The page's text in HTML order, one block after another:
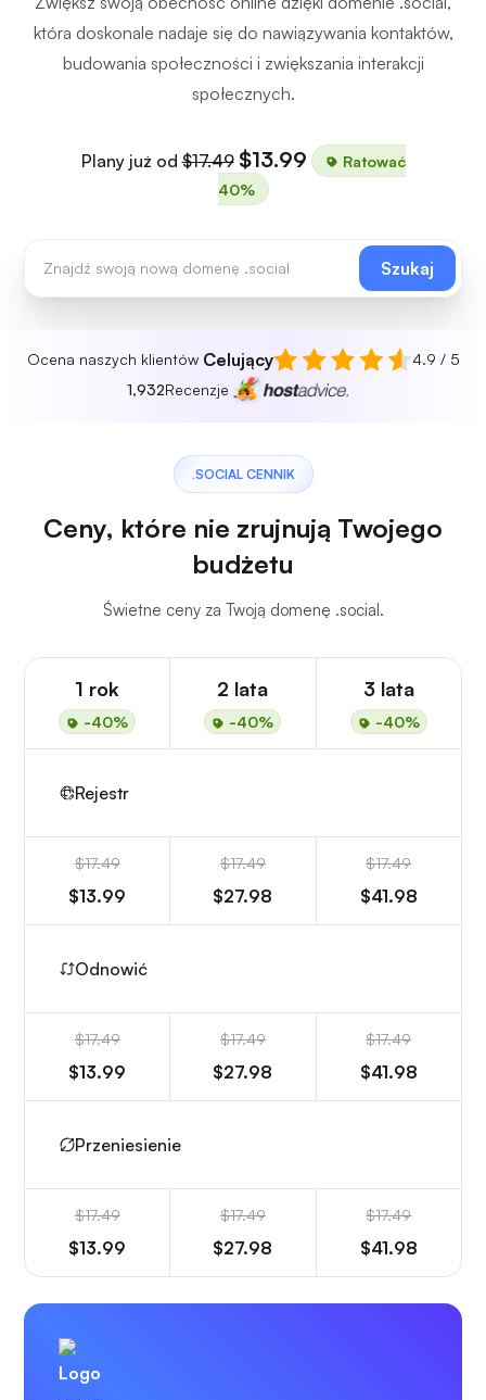
która doskonale nadaje się do nawiązywania kontaktów,
budowania społeczności i zwiększania interakcji
społecznych.
Plany już od$17.49 $13.99
Ratować
40%
Szukaj
Ocena naszych klientów Celujący
4.9 / 5
1,932Recenzje
.SOCIAL CENNIK
Ceny, które nie zrujnują Twojego
budżetu
Świetne ceny za Twoją domenę .social.
1 rok
-40%
2 lata
-40%
3 lata
-40%
Rejestr
$17.49
$13.99
$17.49
$27.98
$17.49
$41.98
Odnowić
$17.49
$13.99
$17.49
$27.98
$17.49
$41.98
Przeniesienie
$17.49
$13.99
$17.49
$27.98
$17.49
$41.98